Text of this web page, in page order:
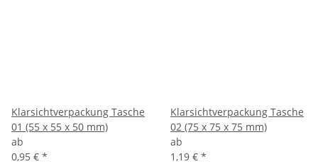
Klarsichtverpackung Tasche
01 (55 x 55 x 50 mm)
ab
0,95 € *
Klarsichtverpackung Tasche
02 (75 x 75 x 75 mm)
ab
1,19 € *